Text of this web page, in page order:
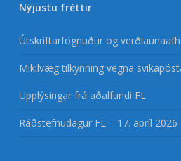
Nýjustu fréttir
Útskriftarfögnuður og
Mikilvæg tilkynning vegna
Upplýsingar frá aðalfundi FL
Ráðstefnudagur FL – 17. apríl 2026